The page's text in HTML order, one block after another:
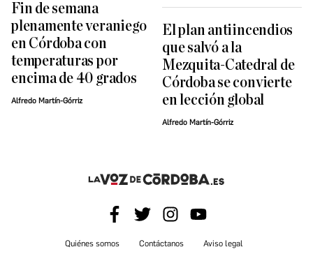
Fin de semana
plenamente veraniego
en Córdoba con
temperaturas por
encima de 40 grados
Alfredo Martín-Górriz
El plan antiincendios
que salvó a la
Mezquita-Catedral de
Córdoba se convierte
en lección global
Alfredo Martín-Górriz
Quiénes somos Contáctanos
Aviso legal